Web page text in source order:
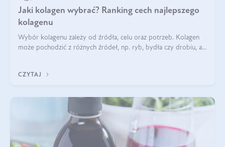
Jaki kolagen wybrać? Ranking cech najlepszego
kolagenu
Wybór kolagenu zależy od źródła, celu oraz potrzeb. Kolagen
może pochodzić z różnych źródeł, np. ryb, bydła czy drobiu, a
bydlęcy.
CZYTAJ